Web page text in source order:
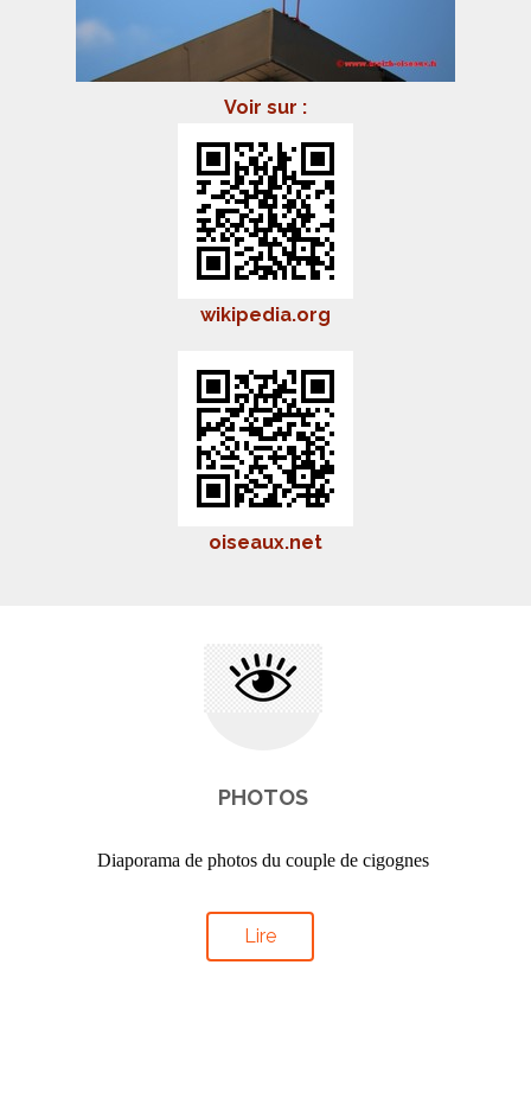
Voir sur :
wikipedia.org
oiseaux.net
PHOTOS
Diaporama de photos du couple de cigognes
Lire